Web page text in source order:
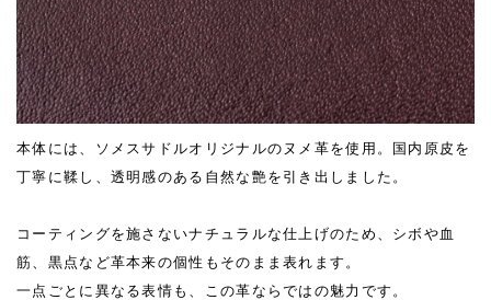
本体には、ソメスサドルオリジナルのヌメ革を使用。国内原皮を
丁寧に鞣し、透明感のある自然な艶を引き出しました。
コーティングを施さないナチュラルな仕上げのため、シボや血
筋、黒点など革本来の個性もそのまま表れます。
一点ごとに異なる表情も、この革ならではの魅力です。